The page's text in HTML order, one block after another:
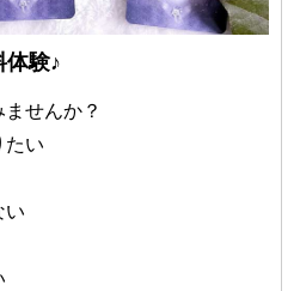
体験♪
せんか？
たい
い